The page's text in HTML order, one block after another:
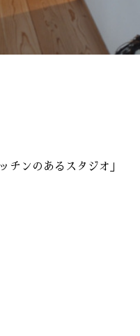
チンのあるスタジオ」